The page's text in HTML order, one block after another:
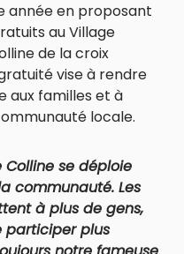
année en proposant
au Village
de la croix
vise à rendre
aux familles et à
locale.
Colline se déploie
communauté. Les
à plus de gens,
participer plus